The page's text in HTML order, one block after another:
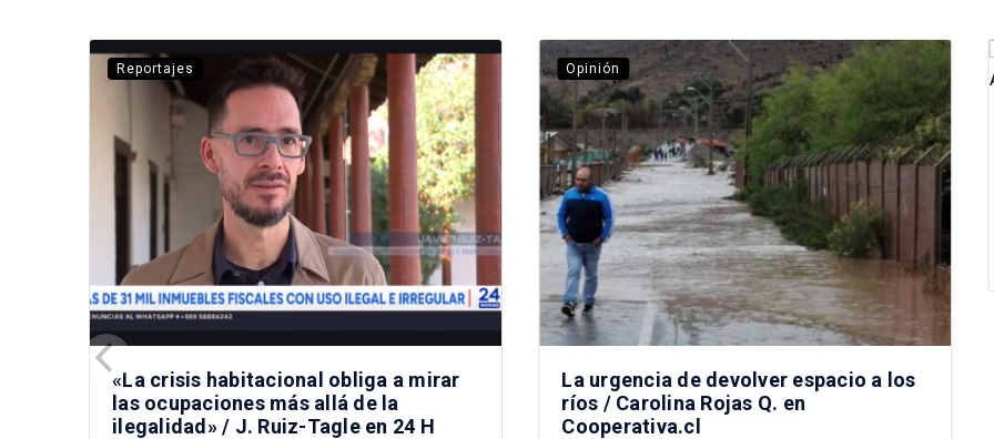
Reportajes
«La crisis habitacional obliga a mirar
las ocupaciones más allá de la
ilegalidad» / J. Ruiz-Tagle en 24 H
Opinión
La urgencia de devolver espacio a los
ríos / Carolina Rojas Q. en
Cooperativa.cl